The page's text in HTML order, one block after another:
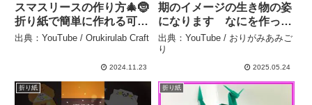
スマスリースの作り方🎄🤶
折り紙で簡単に作れる可愛
い飾り⭐️ – Orukirulab
出典：YouTube / Orukirulab Craft
2024.11.23
期のイメージの生き物の姿
になります なにを作って
～その1544 ゆっくりの
動画が欲しいときはコメン
ト欄で教えてください #簡
がみあみごり
出典：YouTube / おりがみあみご
り
2025.05.24
折り紙 折り紙